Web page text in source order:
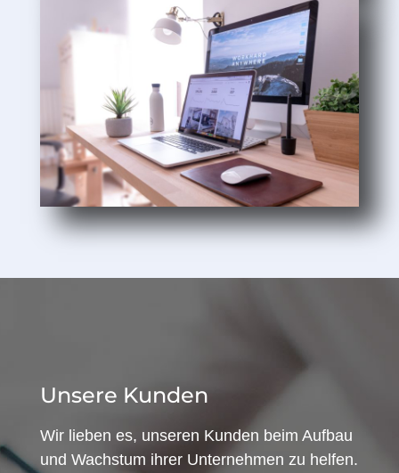
Unsere Kunden
Wir lieben es, unseren Kunden beim Aufbau
und Wachstum ihrer Unternehmen zu helfen.